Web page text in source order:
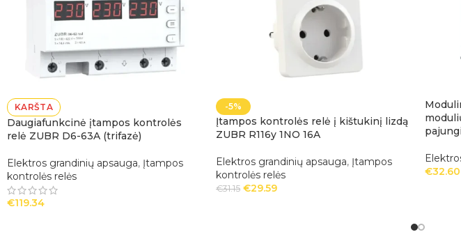
KARŠTA
Daugiafunkcinė įtampos kontrolės
relė ZUBR D6-63A (trifazė)
Elektros grandinių apsauga, Įtampos
kontrolės relės
€119.34
-5%
Įtampos kontrolės relė į kištukinį lizdą
ZUBR R116y 1NO 16A
Elektros grandinių apsauga, Įtampos
kontrolės relės
€31.15 €29.59
€32.60